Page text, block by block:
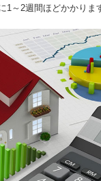
1～2週間ほどかかりま